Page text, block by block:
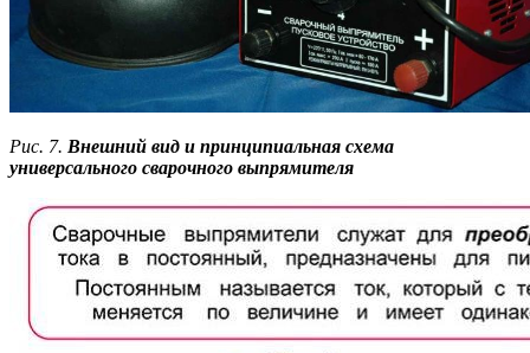
Рис. 7. Внешний вид и принципиальная схема
универсального сварочного выпрямителя